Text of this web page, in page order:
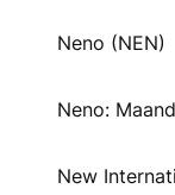
Neno (NEN)
Neno:
New